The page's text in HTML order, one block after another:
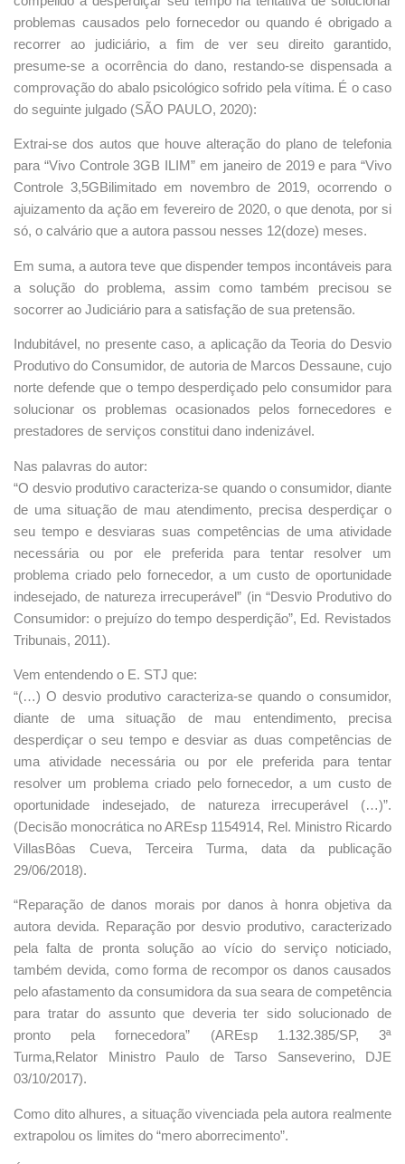
problemas causados pelo fornecedor ou quando é obrigado a
recorrer ao judiciário, a fim de ver seu direito garantido,
presume-se a ocorrência do dano, restando-se dispensada a
comprovação do abalo psicológico sofrido pela vítima. É o caso
do seguinte julgado (SÃO PAULO, 2020):
Extrai-se dos autos que houve alteração do plano de telefonia
para “Vivo Controle 3GB ILIM” em janeiro de 2019 e para “Vivo
Controle 3,5GBilimitado em novembro de 2019, ocorrendo o
ajuizamento da ação em fevereiro de 2020, o que denota, por si
só, o calvário que a autora passou nesses 12(doze) meses.
Em suma, a autora teve que dispender tempos incontáveis para
a solução do problema, assim como também precisou se
socorrer ao Judiciário para a satisfação de sua pretensão.
Indubitável, no presente caso, a aplicação da Teoria do Desvio
Produtivo do Consumidor, de autoria de Marcos Dessaune, cujo
norte defende que o tempo desperdiçado pelo consumidor para
solucionar os problemas ocasionados pelos fornecedores e
prestadores de serviços constitui dano indenizável.
Nas palavras do autor:
“O desvio produtivo caracteriza-se quando o consumidor, diante
de uma situação de mau atendimento, precisa desperdiçar o
seu tempo e desviaras suas competências de uma atividade
necessária ou por ele preferida para tentar resolver um
problema criado pelo fornecedor, a um custo de oportunidade
indesejado, de natureza irrecuperável” (in “Desvio Produtivo do
Consumidor: o prejuízo do tempo desperdição”, Ed. Revistados
Tribunais, 2011).
Vem entendendo o E. STJ que:
“(…) O desvio produtivo caracteriza-se quando o consumidor,
diante de uma situação de mau entendimento, precisa
desperdiçar o seu tempo e desviar as duas competências de
uma atividade necessária ou por ele preferida para tentar
resolver um problema criado pelo fornecedor, a um custo de
oportunidade indesejado, de natureza irrecuperável (…)”.
(Decisão monocrática no AREsp 1154914, Rel. Ministro Ricardo
VillasBôas Cueva, Terceira Turma, data da publicação
29/06/2018).
“Reparação de danos morais por danos à honra objetiva da
autora devida. Reparação por desvio produtivo, caracterizado
pela falta de pronta solução ao vício do serviço noticiado,
também devida, como forma de recompor os danos causados
pelo afastamento da consumidora da sua seara de competência
para tratar do assunto que deveria ter sido solucionado de
pronto pela fornecedora” (AREsp 1.132.385/SP, 3ª
Turma,Relator Ministro Paulo de Tarso Sanseverino, DJE
03/10/2017).
Como dito alhures, a situação vivenciada pela autora realmente
extrapolou os limites do “mero aborrecimento”.